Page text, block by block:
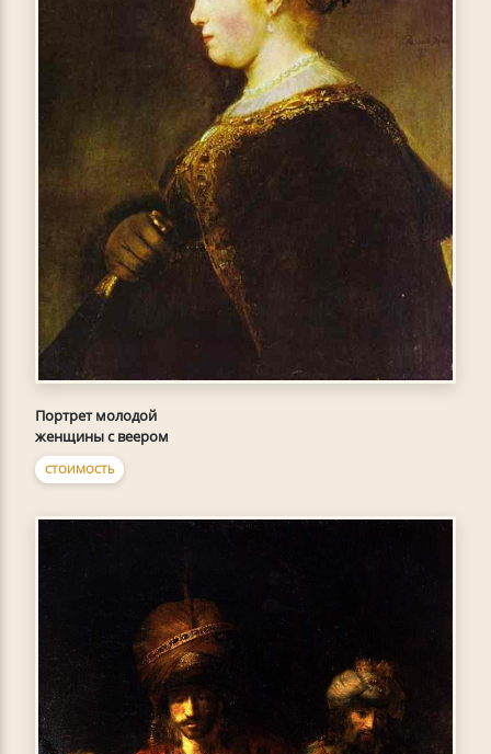
Портрет молодой
женщины с веером
СТОИМОСТЬ